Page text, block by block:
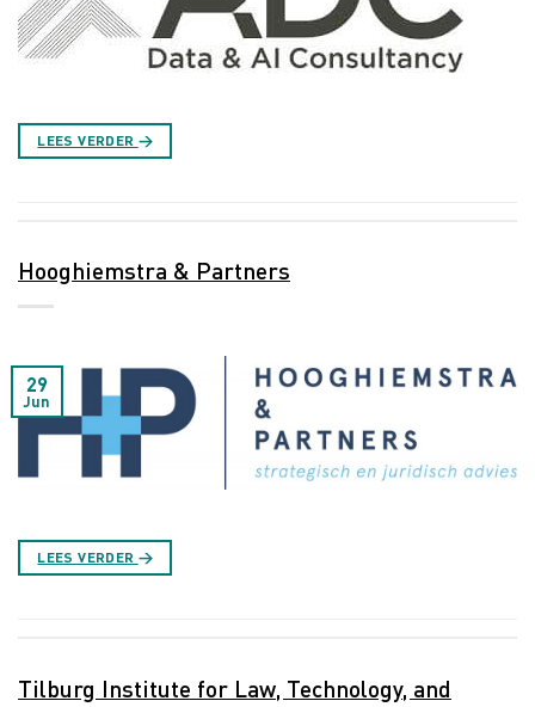
LEES VERDER →
Hooghiemstra & Partners
29
Jun
LEES VERDER →
Tilburg Institute for Law, Technology, and